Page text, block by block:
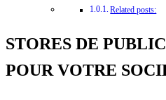
Related posts:
STORES DE
POUR VOTRE